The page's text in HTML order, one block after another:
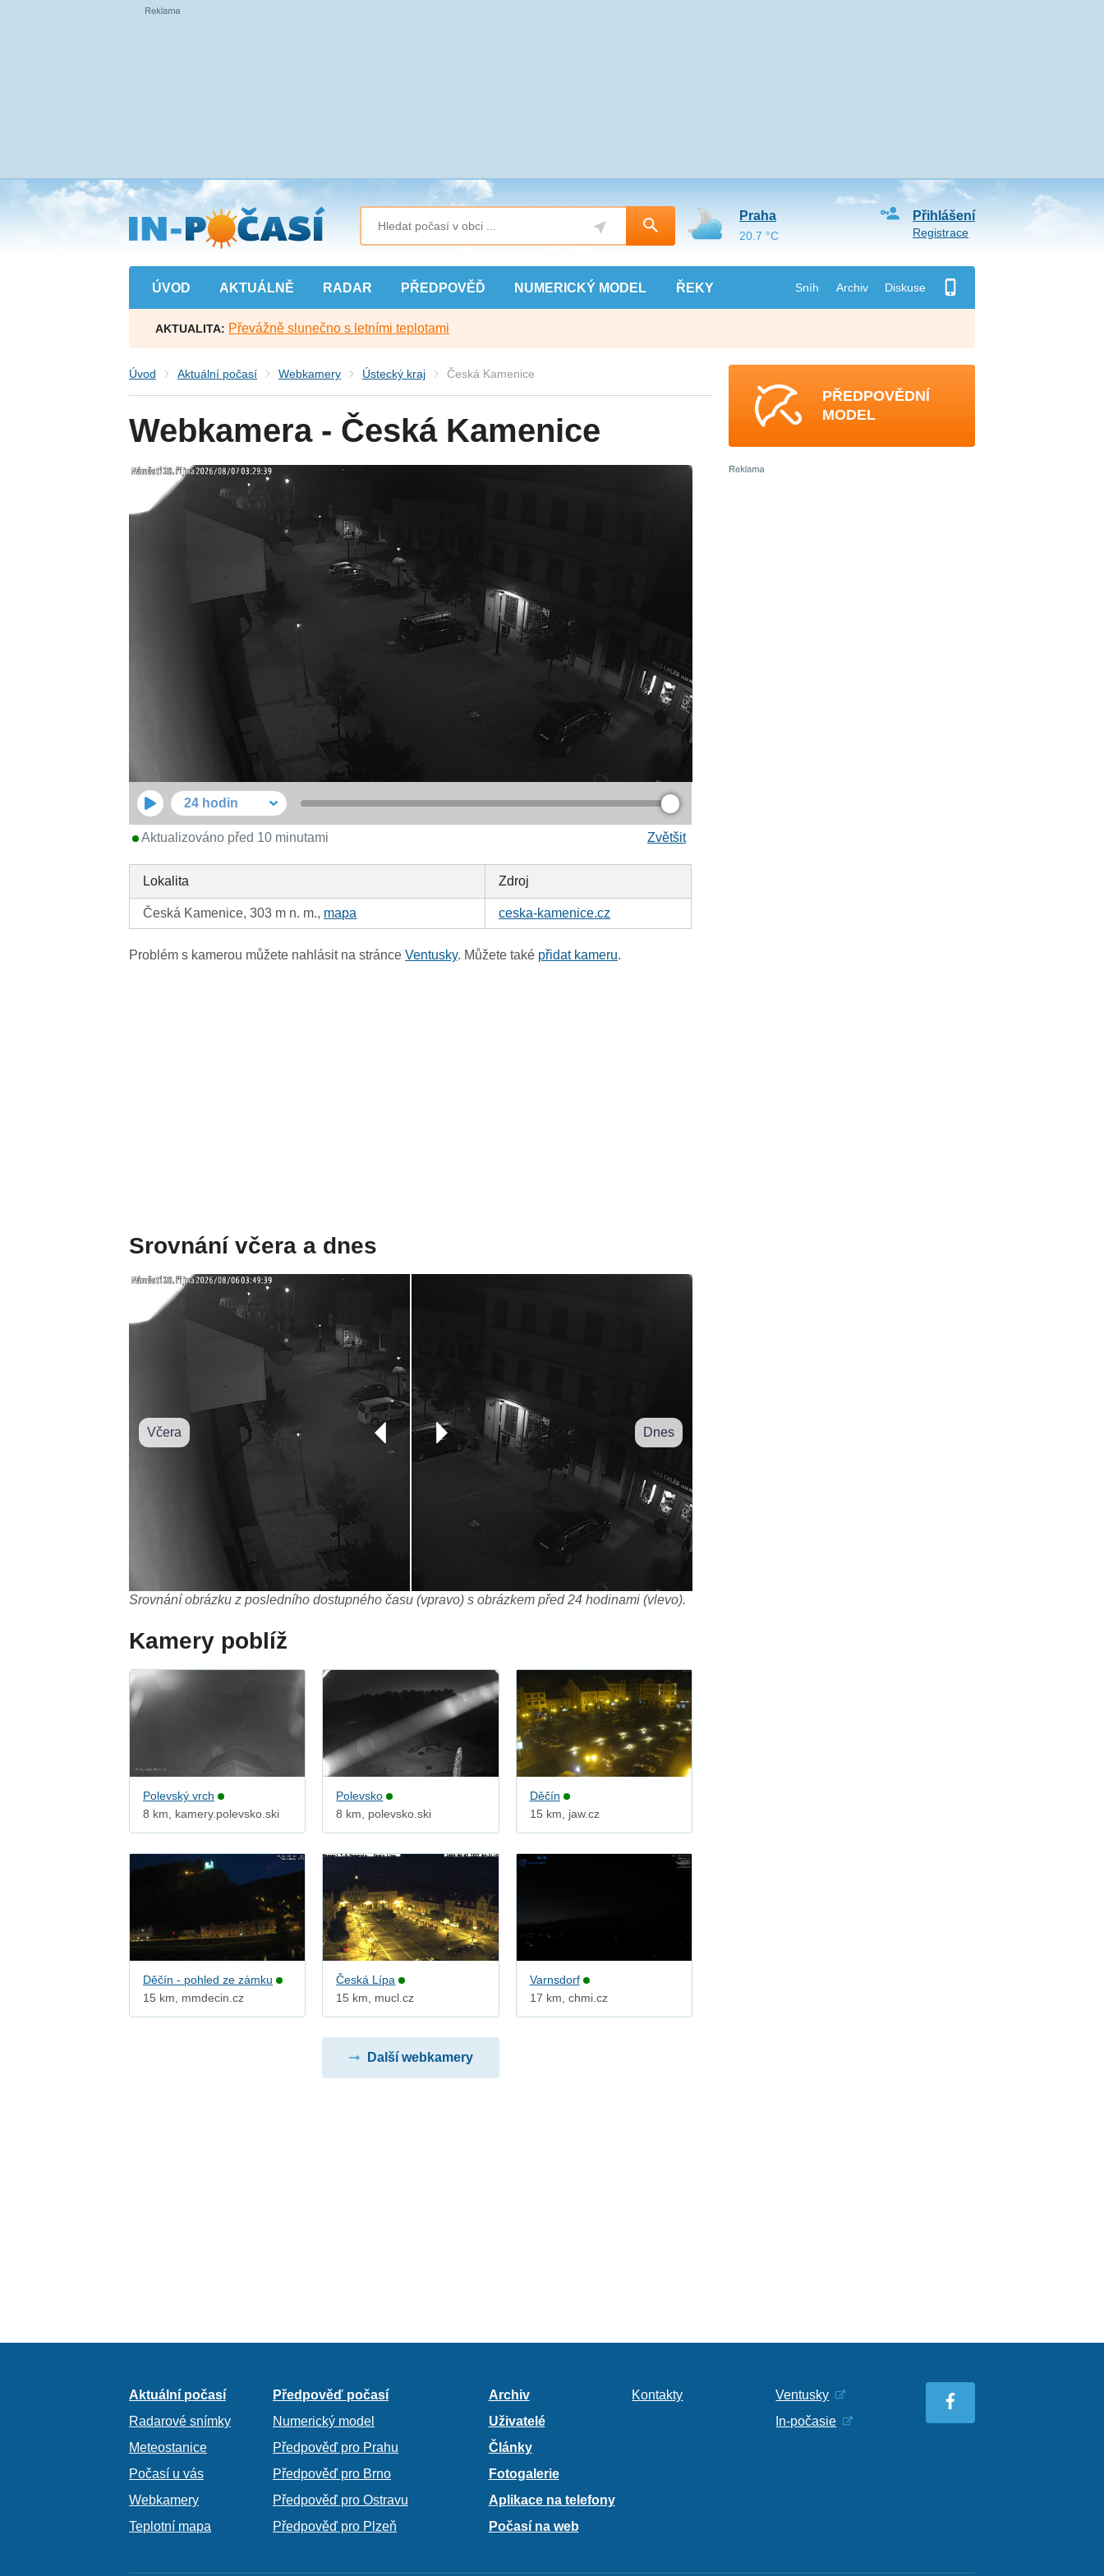
Přejít
na
hlavní
obsah
ÚVOD AKTUÁLNĚ RADAR PŘEDPOVĚĎ NUMERICKÝ MODEL ŘEKY Sníh Archiv Diskuse
Přihlášení
Registrace
Praha
20.7 °C
AKTUALITA: Převážně slunečno s letními teplotami
Úvod Aktuální počasí Webkamery Ústecký kraj Česká Kamenice
Webkamera - Česká Kamenice
24 hodin
Zvětšit
Aktualizováno před 10 minutami
Lokalita Zdroj
Česká Kamenice, 303 m n. m., mapa ceska-kamenice.cz
Problém s kamerou můžete nahlásit na stránceVentusky. Můžete také přidat kameru.
Srovnání včera a dnes
Včera Dnes
Srovnání obrázku z posledního dostupného času (vpravo) s obrázkem před 24 hodinami (vlevo).
Kamery poblíž
Polevský vrch
8 km, kamery.polevsko.ski
Polevsko
8 km, polevsko.ski
Děčín
15 km, jaw.cz
Děčín - pohled ze zámku
15 km, mmdecin.cz
Česká Lípa
15 km, mucl.cz
Varnsdorf
17 km, chmi.cz
Další webkamery
PŘEDPOVĚDNÍ
MODEL
Aktuální počasí
Radarové snímky
Meteostanice
Počasí u vás
Webkamery
Teplotní mapa
Předpověď počasí
Numerický model
Předpověď pro Prahu
Předpověď pro Brno
Předpověď pro Ostravu
Předpověď pro Plzeň
Archiv
Uživatelé
Články
Fotogalerie
Aplikace na telefony
Počasí na web
Kontakty
Ventusky
In-počasie